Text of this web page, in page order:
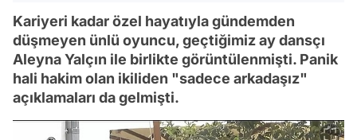
Kariyeri kadar özel hayatıyla gündemden
düşmeyen ünlü oyuncu, geçtiğimiz ay dansçı
Aleyna Yalçın ile birlikte görüntülenmişti. Panik
hali hakim olan ikiliden "sadece arkadaşız"
açıklamaları da gelmişti.